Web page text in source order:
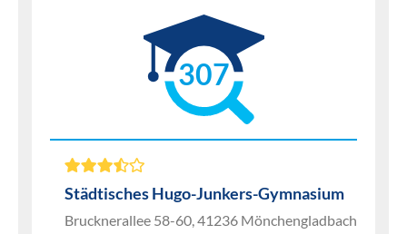
307
Städtisches Hugo-Junkers-Gymnasium
Brucknerallee 58-60, 41236 Mönchengladbach